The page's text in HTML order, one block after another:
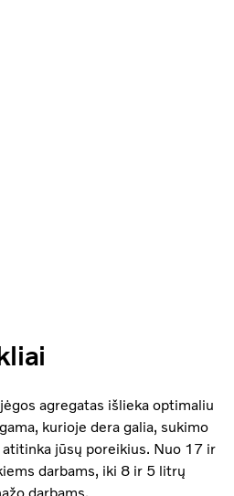
agregatas išlieka optimaliu
kurioje dera galia, sukimo
jūsų poreikius. Nuo 17 ir
darbams, iki 8 ir 5 litrų